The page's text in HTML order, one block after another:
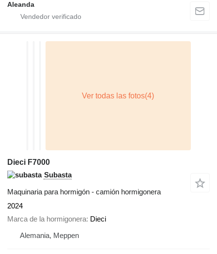
Aleanda
Dieci F7000
Subasta
Maquinaria para hormigón - camión hormigonera
2024
Marca de la hormigonera Dieci
Alemania, Meppen